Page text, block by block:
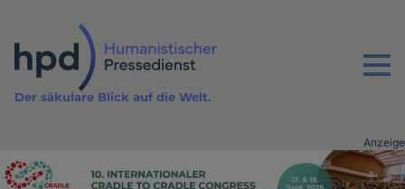
Inhalt
Menu
Der säkulare Blick auf die Welt.
Advertising
Anzeige